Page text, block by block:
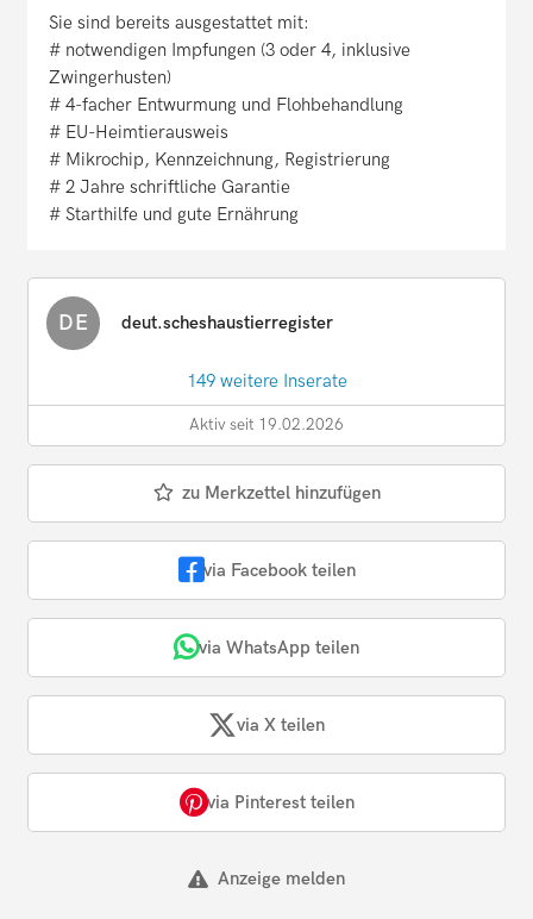
Sie sind bereits ausgestattet mit:
# notwendigen Impfungen (3 oder 4, inklusive
Zwingerhusten)
# 4-facher Entwurmung und Flohbehandlung
# EU-Heimtierausweis
# Mikrochip, Kennzeichnung, Registrierung
# 2 Jahre schriftliche Garantie
# Starthilfe und gute Ernährung
DE deut.scheshaustierregister
149 weitere Inserate
Aktiv seit 19.02.2026
zu Merkzettel hinzufügen
via Facebook teilen
via WhatsApp teilen
via X teilen
via Pinterest teilen
Anzeige melden